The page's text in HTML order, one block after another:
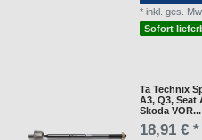
*inkl. ges.
Sofort
Ta Technix
A3, Q3, Seat
Skoda VOR...
18,91 € *